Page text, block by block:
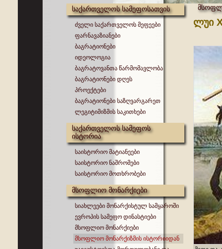
საქართველოს სამეფოსათვის
ძველი საქართველოს მეფეები
ფარნავაზიანები
ბაგრატიონები
იდეოლოგია
ბაგრატოვანთა წარმომავლობა
ბაგრატიონები დღეს
პროექტები
ბაგრატიონები საზღვარგარეთ
ლეგიტიმიზმის საკითხები
საქართველოს სამეფოს
ისტორია
საისტორიო მატიანეები
საისტორიო ნაშრომები
საისტორიო მოთხრობები
მსოფლიო მონარქიები
სიახლეები მონარქისტულ სამყაროში
ევროპის სამეფო დინასტიები
მსოფლიო მონარქიები
მსოფლიო მონარქიზმის ისტორიიდან
ლუი